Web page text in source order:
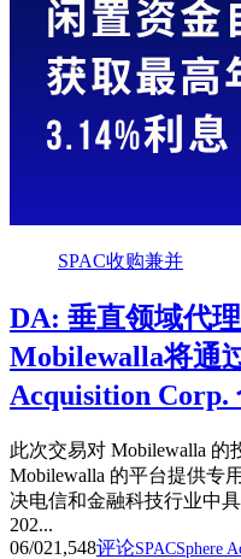
SPAC收购兼并
DA: 垂直领域代
Mobilewalla将通
Acquisition Corp.
此次交易对 Mobilewalla 的
Mobilewalla 的平台提供专
决电信和金融科技行业中
202...
06/021,548评论SPACSphere